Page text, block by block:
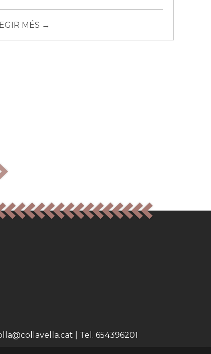
MÉS →
| Tel. 654396201